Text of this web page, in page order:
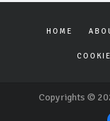
HOME
Copyrights ©